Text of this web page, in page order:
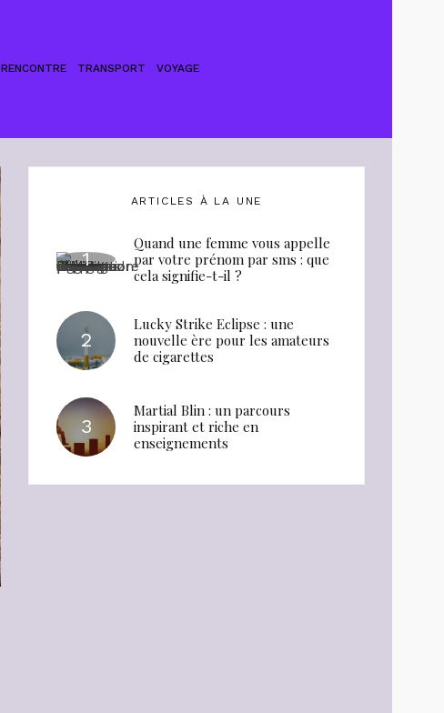
RENCONTRE TRANSPORT VOYAGE
ARTICLES À LA UNE
Quand une femme vous appelle
par votre prénom par sms : que
cela signifie-t-il ?
Lucky Strike Eclipse : une
nouvelle ère pour les amateurs
de cigarettes
Martial Blin : un parcours
inspirant et riche en
enseignements